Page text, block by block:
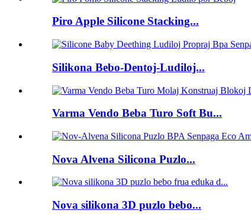
Piro Apple Silicone Stacking...
Silikona Bebo-Dentoj-Ludiloj...
Varma Vendo Beba Turo Soft Bu...
Nova Alvena Silicona Puzlo...
Nova silikona 3D puzlo bebo...